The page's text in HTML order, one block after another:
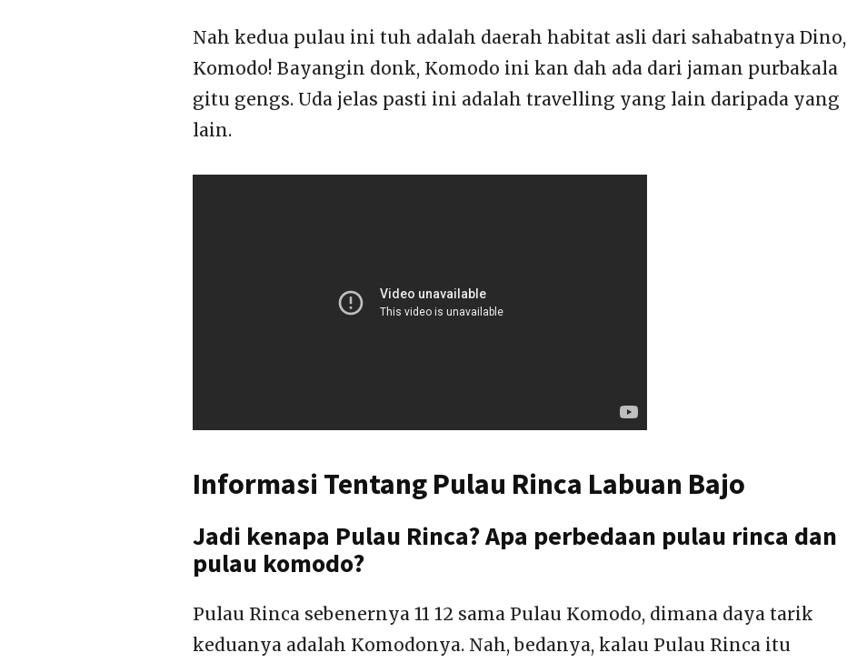
Nah kedua pulau ini tuh adalah daerah habitat asli dari sahabatnya Dino,
Komodo! Bayangin donk, Komodo ini kan dah ada dari jaman purbakala
gitu gengs. Uda jelas pasti ini adalah travelling yang lain daripada yang
lain.
Informasi Tentang Pulau Rinca Labuan Bajo
Jadi kenapa Pulau Rinca? Apa perbedaan pulau rinca dan
pulau komodo?
Pulau Rinca sebenernya 11 12 sama Pulau Komodo, dimana daya tarik
keduanya adalah Komodonya. Nah, bedanya, kalau Pulau Rinca itu